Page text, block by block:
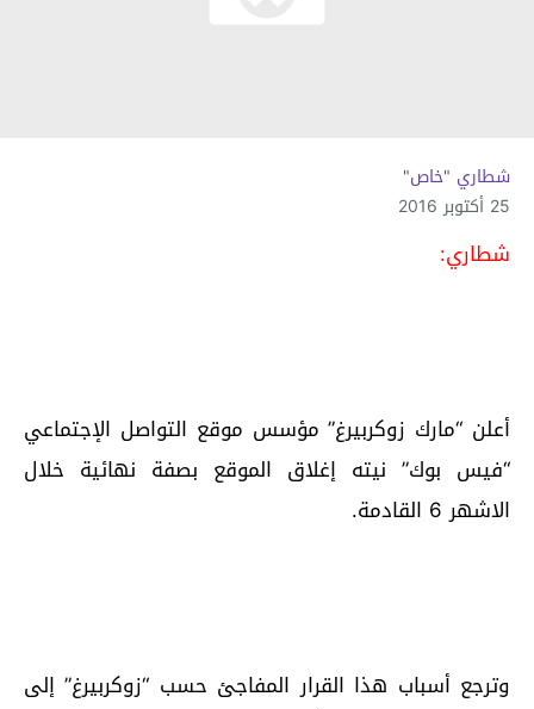
شطاري "خاص"
25 أكتوبر 2016
شطاري:
أعلن “مارك زوكربيرغ” مؤسس موقع التواصل الإجتماعي
“فيس بوك” نيته إغلاق الموقع بصفة نهائية خلال
الاشهر 6 القادمة.
وترجع أسباب هذا القرار المفاجئ حسب “زوكربيرغ” إلى